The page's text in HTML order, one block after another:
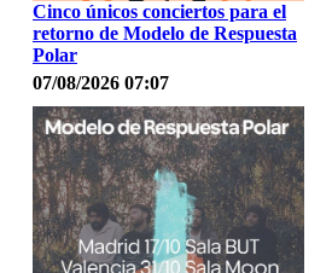
Cinco únicos conciertos para el
retorno de Modelo de Respuesta
Polar
07/08/2026 07:07